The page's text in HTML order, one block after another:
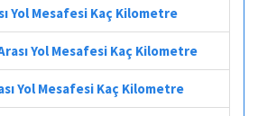
Yol Mesafesi Kaç Kilometre
Yol Mesafesi Kaç Kilometre
Yol Mesafesi Kaç Kilometre